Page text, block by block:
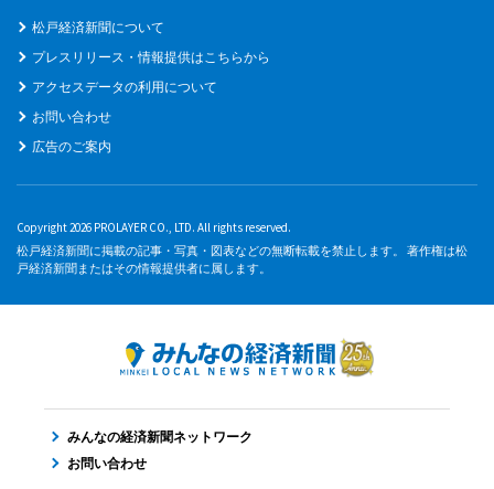
松戸経済新聞について
プレスリリース・情報提供はこちらから
アクセスデータの利用について
お問い合わせ
広告のご案内
Copyright 2026 PROLAYER CO., LTD. All rights reserved.
松戸経済新聞に掲載の記事・写真・図表などの無断転載を禁止します。 著作権は松
戸経済新聞またはその情報提供者に属します。
みんなの経済新聞ネットワーク
お問い合わせ